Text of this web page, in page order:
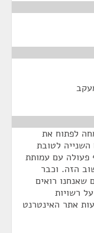
לפתוח את
לטובת
פעולה עם עמותת
הזה. וכבר
שאנחנו רואים
רשויות
אתר האינטרנט